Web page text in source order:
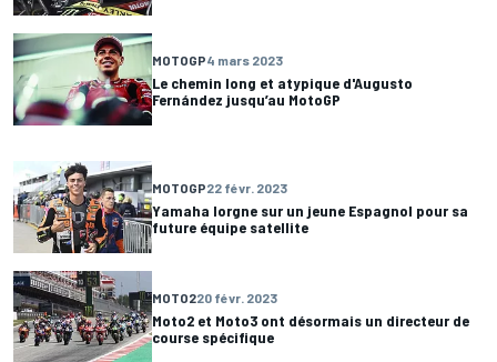
MOTOGP4 mars 2023
Le chemin long et atypique d'Augusto
Fernández jusqu’au MotoGP
MOTOGP22 févr. 2023
Yamaha lorgne sur un jeune Espagnol pour sa
future équipe satellite
MOTO220 févr. 2023
Moto2 et Moto3 ont désormais un directeur de
course spécifique